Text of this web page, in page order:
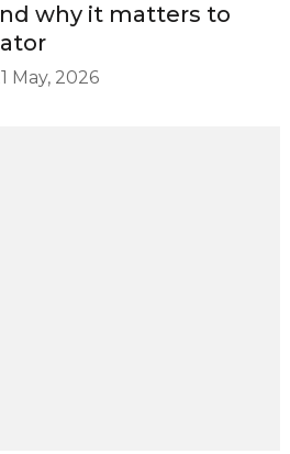
why it matters to
May, 2026